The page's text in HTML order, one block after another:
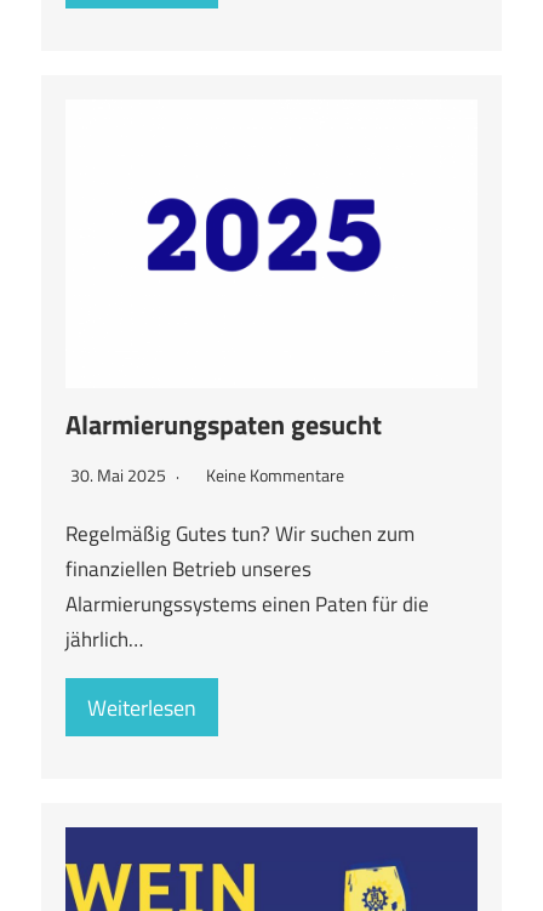
Alarmierungspaten gesucht
30. Mai 2025 Keine Kommentare
Regelmäßig Gutes tun? Wir suchen zum
finanziellen Betrieb unseres
Alarmierungssystems einen Paten für die
jährlich…
Weiterlesen